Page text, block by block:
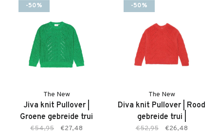
-50%
The New
Jiva knit Pullover |
Groene gebreide trui
€54,95 €27,48
-50%
The New
Diva knit Pullover | Rood
gebreide trui |
Chrysanthemum
€52,95 €26,48